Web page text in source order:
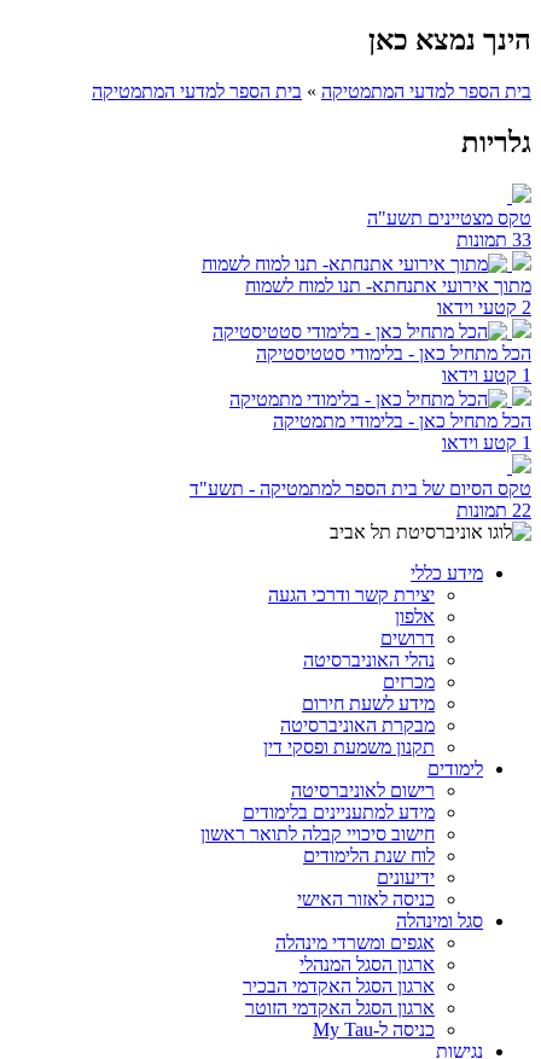
הינך נמצא כאן
בית הספר למדעי המתמטיקה » בית הספר למדעי המתמטיקה
גלריות
טקס מצטיינים תשע"ה
33 תמונות
מתוך אירועי אתנחתא- תנו למוח לשמוח
2 קטעי וידאו
הכל מתחיל כאן - בלימודי סטטיסטיקה
1 קטע וידאו
הכל מתחיל כאן - בלימודי מתמטיקה
1 קטע וידאו
טקס הסיום של בית הספר למתמטיקה - תשע"ד
22 תמונות
מידע כללי
יצירת קשר ודרכי הגעה
אלפון
דרושים
נהלי האוניברסיטה
מכרזים
מידע לשעת חירום
מבקרת האוניברסיטה
תקנון משמעת ופסקי דין
לימודים
רישום לאוניברסיטה
מידע למתעניינים בלימודים
חישוב סיכויי קבלה לתואר ראשון
לוח שנת הלימודים
ידיעונים
כניסה לאזור האישי
סגל ומינהלה
אגפים ומשרדי מינהלה
ארגון הסגל המנהלי
ארגון הסגל האקדמי הבכיר
ארגון הסגל האקדמי הזוטר
כניסה ל-My Tau
נגישות